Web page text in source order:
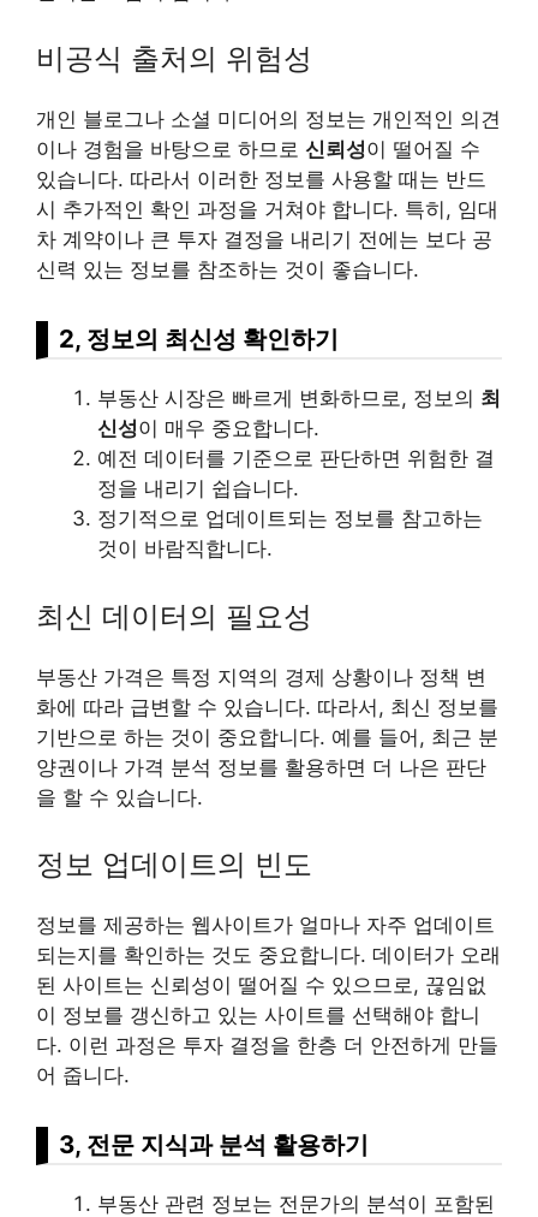
비공식 출처의 위험성
개인 블로그나 소셜 미디어의 정보는 개인적인 의견
이나 경험을 바탕으로 하므로 신뢰성이 떨어질 수
있습니다. 따라서 이러한 정보를 사용할 때는 반드
시 추가적인 확인 과정을 거쳐야 합니다. 특히, 임대
차 계약이나 큰 투자 결정을 내리기 전에는 보다 공
신력 있는 정보를 참조하는 것이 좋습니다.
2, 정보의 최신성 확인하기
부동산 시장은 빠르게 변화하므로, 정보의 최
신성이 매우 중요합니다.
예전 데이터를 기준으로 판단하면 위험한 결
정을 내리기 쉽습니다.
정기적으로 업데이트되는 정보를 참고하는
것이 바람직합니다.
최신 데이터의 필요성
부동산 가격은 특정 지역의 경제 상황이나 정책 변
화에 따라 급변할 수 있습니다. 따라서, 최신 정보를
기반으로 하는 것이 중요합니다. 예를 들어, 최근 분
양권이나 가격 분석 정보를 활용하면 더 나은 판단
을 할 수 있습니다.
정보 업데이트의 빈도
정보를 제공하는 웹사이트가 얼마나 자주 업데이트
되는지를 확인하는 것도 중요합니다. 데이터가 오래
된 사이트는 신뢰성이 떨어질 수 있으므로, 끊임없
이 정보를 갱신하고 있는 사이트를 선택해야 합니
다. 이런 과정은 투자 결정을 한층 더 안전하게 만들
어 줍니다.
3, 전문 지식과 분석 활용하기
부동산 관련 정보는 전문가의 분석이 포함된